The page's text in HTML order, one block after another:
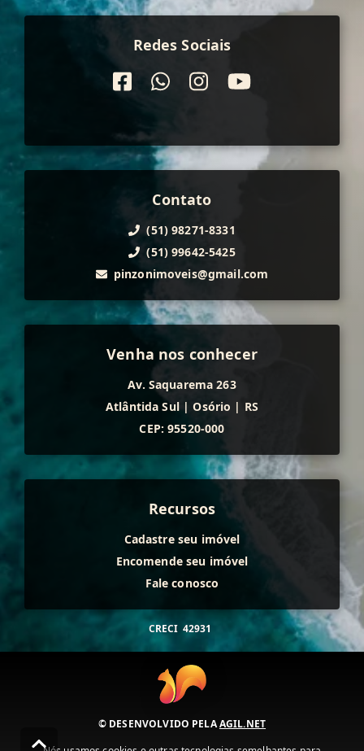
Redes Sociais
Contato
(51) 98271-8331
(51) 99642-5425
pinzonimoveis@gmail.com
Venha nos conhecer
Av. Saquarema 263
Atlântida Sul | Osório | RS
CEP: 95520-000
Recursos
Cadastre seu imóvel
Encomende seu imóvel
Fale conosco
CRECI 42931
© DESENVOLVIDO PELAAGIL.NET